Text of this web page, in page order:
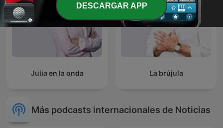
Julia en la onda La brújula
Más podcasts internacionales de Noticias
DESCARGAR APP